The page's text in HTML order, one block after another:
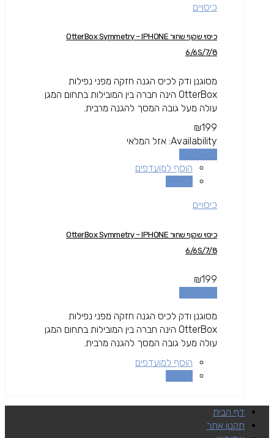
כיסויים
כיסוי שקוף שחור OtterBox Symmetry – IPHONE
6/6S/7/8
מסוגנן ודק לכיס הגנה חזקה מפני נפילות
OtterBox הינה חברה בין המובילות בתחום המגן
עולה מעל גובה המסך להגנה מרבית.
₪199
Availability: אזל המלאי
הוסף למועדפים
כיסויים
כיסוי שקוף שחור OtterBox Symmetry – IPHONE
6/6S/7/8
₪199
מסוגנן ודק לכיס הגנה חזקה מפני נפילות
OtterBox הינה חברה בין המובילות בתחום המגן
עולה מעל גובה המסך להגנה מרבית.
הוסף למועדפים
דף הבית
תקנון אתר